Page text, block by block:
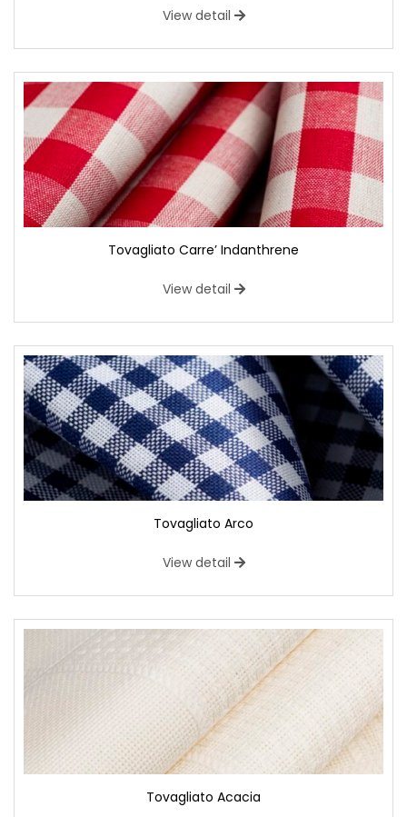
View detail
Tovagliato Carre’ Indanthrene
View detail
Tovagliato Arco
View detail
Tovagliato Acacia